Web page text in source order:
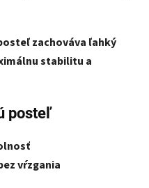
zachováva ľahký
stabilitu a
posteľ
vŕzgania